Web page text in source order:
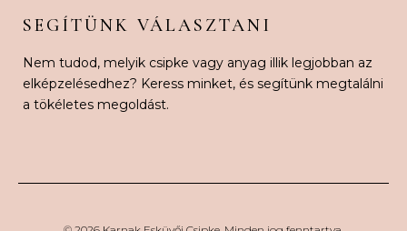
SEGÍTÜNK VÁLASZTANI
Nem tudod, melyik csipke vagy anyag illik legjobban az
elképzelésedhez? Keress minket, és segítünk megtalálni
a tökéletes megoldást.